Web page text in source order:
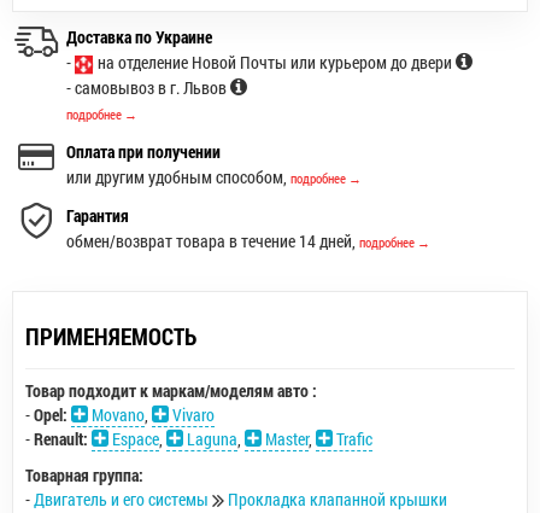
Доставка по Украине
-
на отделение Новой Почты или курьером до двери
- самовывоз в г. Львов
подробнее →
Оплата при получении
или другим удобным способом, подробнее →
Гарантия
обмен/возврат товара в течение 14 дней, подробнее →
ПРИМЕНЯЕМОСТЬ
Товар подходит к маркам/моделям авто :
-Opel: Movano,
Vivaro
-Renault: Espace, Laguna, Master,
Trafic
Товарная группа:
-Двигатель и его системы Прокладка клапанной крышки